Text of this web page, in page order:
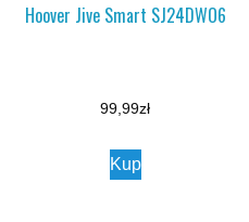
Hoover Jive Smart SJ24DWO6
99,99zł
Kup